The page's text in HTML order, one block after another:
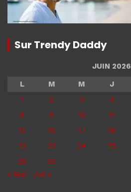
Sur Trendy Daddy
JUIN 2026
L
M M J
1
2 3 4
8
9 10 11
15
16 17 18
22
23 24 25
29
30
« Mai
Juil »